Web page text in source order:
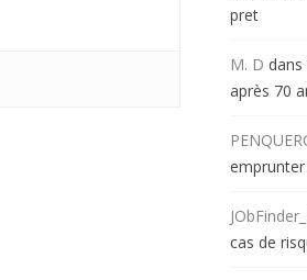
pret
M. D dans
après 70
cas de